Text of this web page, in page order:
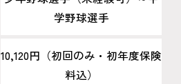
学野球選手
10,120円（初回のみ・初年度保険
料込）